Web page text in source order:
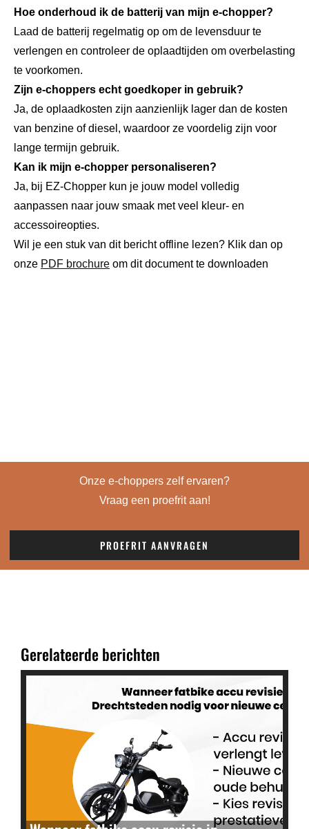
Hoe onderhoud ik de batterij van mijn e-chopper?
Laad de batterij regelmatig op om de levensduur te
verlengen en controleer de oplaadtijden om overbelasting
te voorkomen.
Zijn e-choppers echt goedkoper in gebruik?
Ja, de oplaadkosten zijn aanzienlijk lager dan de kosten
van benzine of diesel, waardoor ze voordelig zijn voor
lange termijn gebruik.
Kan ik mijn e-chopper personaliseren?
Ja, bij EZ-Chopper kun je jouw model volledig
aanpassen naar jouw smaak met veel kleur- en
accessoireopties.
Wil je een stuk van dit bericht offline lezen? Klik dan op
onze PDF brochureom dit document te downloaden
Onze e-choppers zelf ervaren?
Vraag een proefrit aan!
PROEFRIT AANVRAGEN
Gerelateerde berichten